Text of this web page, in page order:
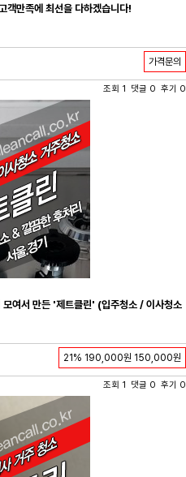
객만족에 최선을 다하겠습니다!
가격문의
조회 1 댓글 0 후기 0
여서 만든 '제트클린' (입주청소 / 이사청소
니다^-^
21% 190,000원 150,000원
조회 1 댓글 0 후기 0